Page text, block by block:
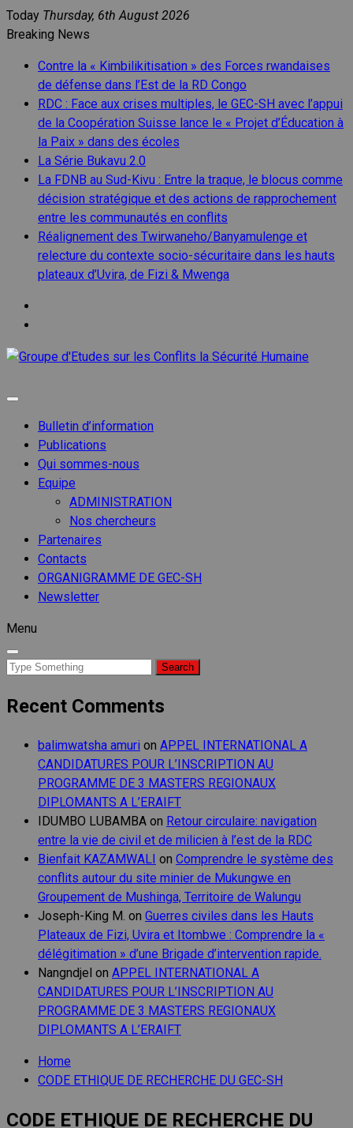
Skip
to
Today Thursday, 6th August 2026
Breaking News
Contre la « Kimbilikitisation » des Forces rwandaises
de défense dans l’Est de la RD Congo
RDC : Face aux crises multiples, le GEC-SH avec l’appui
de la Coopération Suisse lance le « Projet d’Éducation à
la Paix » dans des écoles
La Série Bukavu 2.0
La FDNB au Sud-Kivu : Entre la traque, le blocus comme
décision stratégique et des actions de rapprochement
entre les communautés en conflits
Réalignement des Twirwaneho/Banyamulenge et
relecture du contexte socio-sécuritaire dans les hauts
plateaux d’Uvira, de Fizi & Mwenga
Bulletin d’information
Publications
Qui sommes-nous
Equipe
ADMINISTRATION
Nos chercheurs
Partenaires
Contacts
ORGANIGRAMME DE GEC-SH
Newsletter
Menu
Search
Recent Comments
balimwatsha amuri on APPEL INTERNATIONAL A
CANDIDATURES POUR L’INSCRIPTION AU
PROGRAMME DE 3 MASTERS REGIONAUX
DIPLOMANTS A L’ERAIFT
IDUMBO LUBAMBA on Retour circulaire: navigation
entre la vie de civil et de milicien à l’est de la RDC
Bienfait KAZAMWALI on Comprendre le système des
conflits autour du site minier de Mukungwe en
Groupement de Mushinga, Territoire de Walungu
Joseph-King M. on Guerres civiles dans les Hauts
Plateaux de Fizi, Uvira et Itombwe : Comprendre la «
délégitimation » d’une Brigade d’intervention rapide.
Nangndjel on APPEL INTERNATIONAL A
CANDIDATURES POUR L’INSCRIPTION AU
PROGRAMME DE 3 MASTERS REGIONAUX
DIPLOMANTS A L’ERAIFT
Home
CODE ETHIQUE DE RECHERCHE DU GEC-SH
CODE ETHIQUE DE RECHERCHE DU